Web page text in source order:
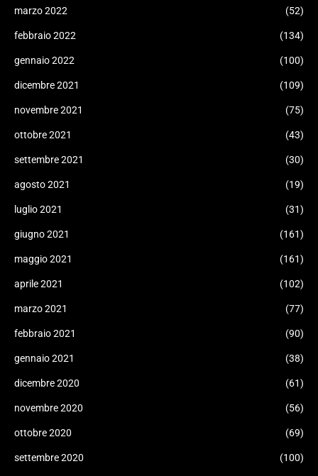
marzo 2022 (52)
febbraio 2022 (134)
gennaio 2022 (100)
dicembre 2021 (109)
novembre 2021 (75)
ottobre 2021 (43)
settembre 2021 (30)
agosto 2021 (19)
luglio 2021 (31)
giugno 2021 (161)
maggio 2021 (161)
aprile 2021 (102)
marzo 2021 (77)
febbraio 2021 (90)
gennaio 2021 (38)
dicembre 2020 (61)
novembre 2020 (56)
ottobre 2020 (69)
settembre 2020 (100)